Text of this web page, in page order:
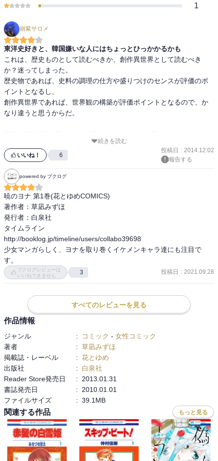
1
崩紫サロメ
東洋史好きと、韓国嫌いな人にはちょっとひっかかるかも
これは、歴史ものとして読むべきか、創作異世界として読むべき
か？迷ってしまった。
歴史物であれば、史料の調理の仕方や盛りつけのセンスが評価のポ
イントとなるし、
創作異世界であれば、世界観の構築が評価ポイントとなるので、か
なり違うと思うからだ。
半島に三つの国家。主人公ヨナ皇女の国は半島北部の高華国。半島
の北に大国があり、南にやや小さな国が二つある。
穏健な政策を進めるヨナの父帝は、重臣と王族により弑逆される。
そのあたりが1巻なのだが、やはり642年のクーデターかな？と思っ
てしまったり。
でも、読んでいくと別に高句麗史な話というわけではないことに気
付く。
自分の思考回路が韓国ドラマの見過ぎでおかしいのだろうか、と思
ったのだが、
らかといえば「嫌韓」系の人が少なからずいるようだ。
よくも悪くも、日本では中国風の名前、ヨーロッパ風の名前は
普遍的な異世界として受け入れられるが、
韓国風の名前というのは、やはり、リアル世界の韓国とリンクさせ
てしまうようだ。
そのことのメリットとデメリットを十分に考慮し、プラスの方に活
かせているか？
安易に韓流ブームに乗っていないか？
韓国好きな人も韓国嫌いな人も何だか熱いし、
私のような歴史好きは意地の悪い見方をする。
「高句麗」というのは、韓国・北朝鮮・中国が歴史認識でかなりも
めているところで、
韓国ドラマで高句麗を扱うと、どうしても政治性が前面に出て、エ
ンターテイメント性を損ねている。
続きを読む
いいね！ 6
投稿日 : 2014.12.02
報告する
powered by ブクログ
暁のヨナ 第1巻(花とゆめCOMICS)
著作者：草凪みずほ
発行者：白泉社
タイムライン
http://booklog.jp/timeline/users/collabo39698
少女マンガらしく、ヨナを取り巻くイケメンキャラ達にも注目で
す。
ブクログレビューは
いいねできません
3 投稿日 : 2021.09.28
すべてのレビューを見る
作品情報
ジャンル : コミック - 女性コミック
著者
: 草凪みずほ
掲載誌・レーベル
: 花とゆめ
出版社
:
白泉社
Reader Store発売日
:
2013.01.31
書誌発売日
:
2010.01.01
ファイルサイズ
: 39.1MB
関連する作品 もっと見る